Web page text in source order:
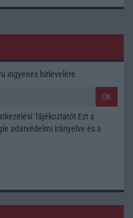
ingyenes hírlevelére
OK
Tájékoztatót Ezt a
adatvédelmi irányelve és a